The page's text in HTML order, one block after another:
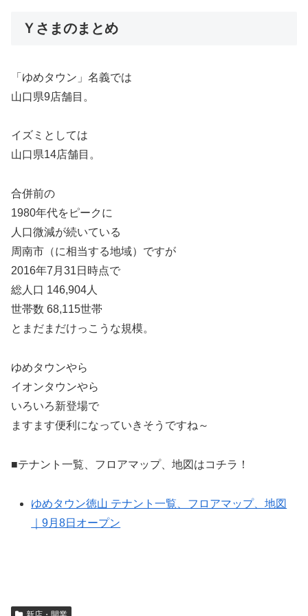
Ｙさまのまとめ
「ゆめタウン」名義では
山口県9店舗目。
イズミとしては
山口県14店舗目。
合併前の
1980年代をピークに
人口微減が続いている
周南市（に相当する地域）ですが
2016年7月31日時点で
総人口 146,904人
世帯数 68,115世帯
とまだまだけっこうな規模。
ゆめタウンやら
イオンタウンやら
いろいろ新登場で
ますます便利になっていきそうですね～
■テナント一覧、フロアマップ、地図はコチラ！
ゆめタウン徳山 テナント一覧、フロアマップ、地図
｜9月8日オープン